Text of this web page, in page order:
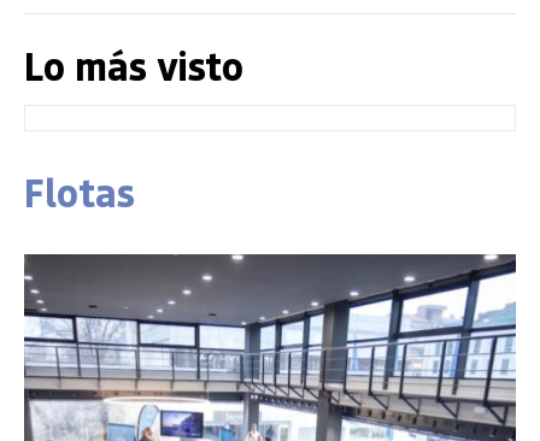
Lo más visto
Flotas